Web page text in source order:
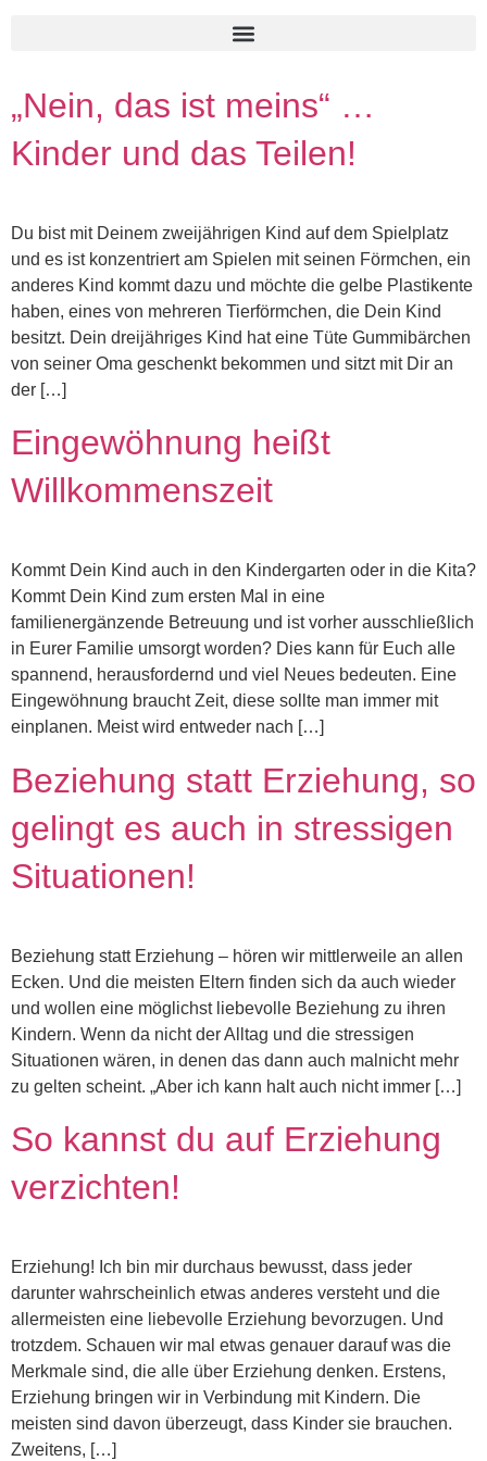
„Nein, das ist meins“ …
Kinder und das Teilen!
Du bist mit Deinem zweijährigen Kind auf dem Spielplatz
und es ist konzentriert am Spielen mit seinen Förmchen, ein
anderes Kind kommt dazu und möchte die gelbe Plastikente
haben, eines von mehreren Tierförmchen, die Dein Kind
besitzt. Dein dreijähriges Kind hat eine Tüte Gummibärchen
von seiner Oma geschenkt bekommen und sitzt mit Dir an
der […]
Eingewöhnung heißt
Willkommenszeit
Kommt Dein Kind auch in den Kindergarten oder in die Kita?
Kommt Dein Kind zum ersten Mal in eine
familienergänzende Betreuung und ist vorher ausschließlich
in Eurer Familie umsorgt worden? Dies kann für Euch alle
spannend, herausfordernd und viel Neues bedeuten. Eine
Eingewöhnung braucht Zeit, diese sollte man immer mit
einplanen. Meist wird entweder nach […]
Beziehung statt Erziehung, so
gelingt es auch in stressigen
Situationen!
Beziehung statt Erziehung – hören wir mittlerweile an allen
Ecken. Und die meisten Eltern finden sich da auch wieder
und wollen eine möglichst liebevolle Beziehung zu ihren
Kindern. Wenn da nicht der Alltag und die stressigen
Situationen wären, in denen das dann auch malnicht mehr
zu gelten scheint. „Aber ich kann halt auch nicht immer […]
So kannst du auf Erziehung
verzichten!
Erziehung! Ich bin mir durchaus bewusst, dass jeder
darunter wahrscheinlich etwas anderes versteht und die
allermeisten eine liebevolle Erziehung bevorzugen. Und
trotzdem. Schauen wir mal etwas genauer darauf was die
Merkmale sind, die alle über Erziehung denken. Erstens,
Erziehung bringen wir in Verbindung mit Kindern. Die
meisten sind davon überzeugt, dass Kinder sie brauchen.
Zweitens, […]